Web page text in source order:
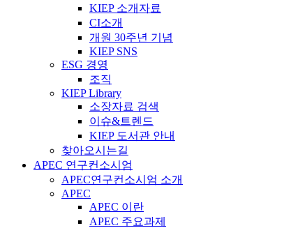
KIEP 소개자료
CI소개
개원 30주년 기념
KIEP SNS
ESG 경영
조직
KIEP Library
소장자료 검색
이슈&트렌드
KIEP 도서관 안내
찾아오시는길
APEC 연구컨소시엄
APEC연구컨소시엄 소개
APEC
APEC 이란
APEC 주요과제